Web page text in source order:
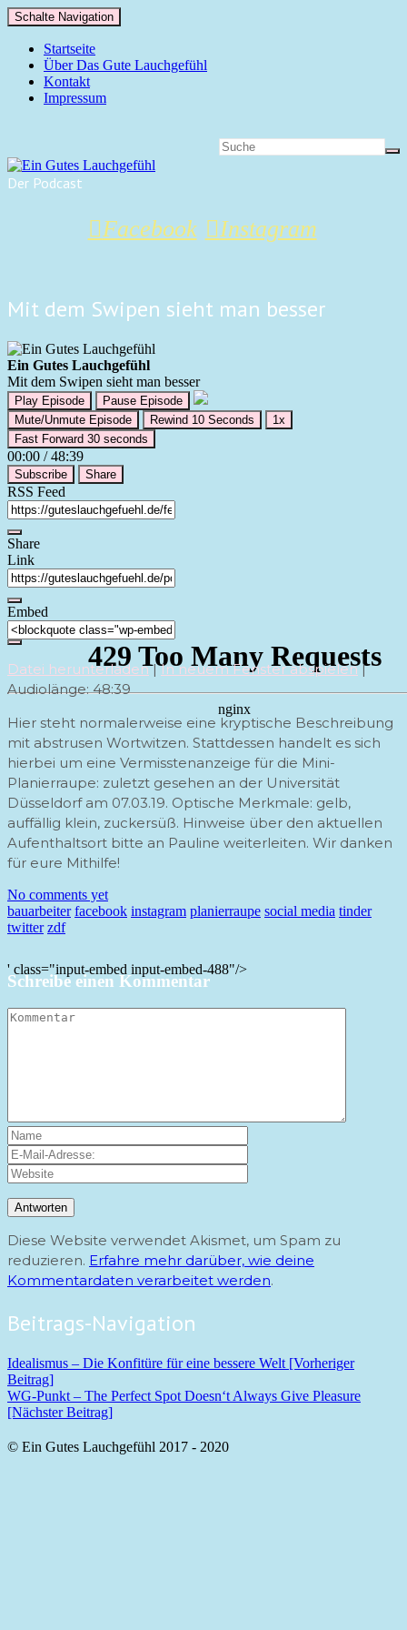
Schalte Navigation
Startseite
Über Das Gute Lauchgefühl
Kontakt
Impressum
Der Podcast
Facebook Instagram
Mit dem Swipen sieht man besser
Ein Gutes Lauchgefühl
Mit dem Swipen sieht man besser
Play Episode
Pause Episode
Mute/Unmute Episode
Rewind 10 Seconds
1x
Fast Forward 30 seconds
00:00 / 48:39
Subscribe Share
RSS Feed
Share
Link
Embed
' class="input-embed input-embed-488"/>
Datei herunterladen|In neuem Fenster abspielen|
Audiolänge: 48:39
Hier steht normalerweise eine kryptische Beschreibung
mit abstrusen Wortwitzen. Stattdessen handelt es sich
hierbei um eine Vermisstenanzeige für die Mini-
Planierraupe: zuletzt gesehen an der Universität
Düsseldorf am 07.03.19. Optische Merkmale: gelb,
auffällig klein, zuckersüß. Hinweise über den aktuellen
Aufenthaltsort bitte an Pauline weiterleiten. Wir danken
für eure Mithilfe!
No comments yet
bauarbeiter facebook instagram planierraupe social media tinder
twitter zdf
Schreibe einen Kommentar
Diese Website verwendet Akismet, um Spam zu
reduzieren. Erfahre mehr darüber, wie deine
Kommentardaten verarbeitet werden.
Beitrags-Navigation
Idealismus – Die Konfitüre für eine bessere Welt [Vorheriger
Beitrag]
WG-Punkt – The Perfect Spot Doesn‘t Always Give Pleasure
[Nächster Beitrag]
© Ein Gutes Lauchgefühl 2017 - 2020